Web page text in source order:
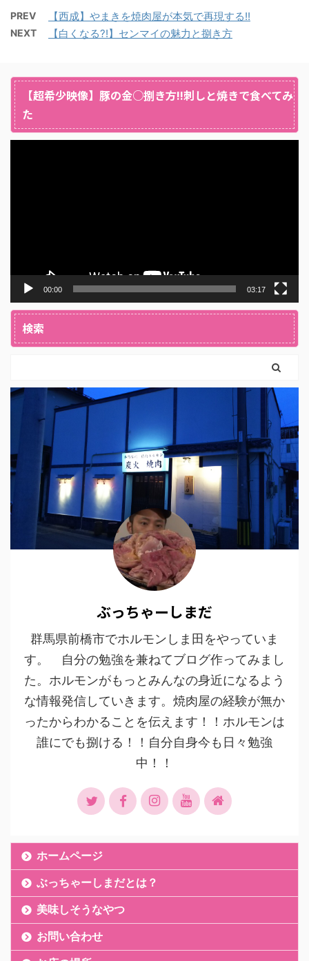
PREV 【西成】やまきを焼肉屋が本気で再現する!!
NEXT 【白くなる?!】センマイの魅力と捌き方
【超希少映像】豚の金○捌き方!!刺しと焼きで食べてみ
た
00:00 03:17
検索
ぶっちゃーしまだ
群馬県前橋市でホルモンしま田をやっていま
す。 自分の勉強を兼ねてブログ作ってみまし
た。ホルモンがもっとみんなの身近になるよう
な情報発信していきます。焼肉屋の経験が無か
ったからわかることを伝えます！！ホルモンは
誰にでも捌ける！！自分自身今も日々勉強
中！！
ホームページ
ぶっちゃーしまだとは？
美味しそうなやつ
お問い合わせ